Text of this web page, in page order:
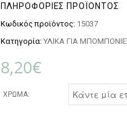
ΠΛΗΡΟΦΟΡΊΕΣ ΠΡΟΪΌΝΤΟΣ
Κωδικός προϊόντος: 15037
Κατηγορία: ΥΛΙΚΑ ΓΙΑ
8,20€
ΧΡΏΜΑ: